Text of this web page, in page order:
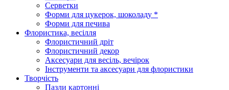
Серветки
Форми для цукерок, шоколаду *
Форми для печива
Флористика, весілля
Флористичний дріт
Флористичний декор
Аксесуари для весіль, вечірок
Інструменти та аксесуари для флористики
Творчість
Пазли картонні